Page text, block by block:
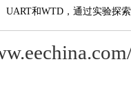
UART和WTD，通过实验探